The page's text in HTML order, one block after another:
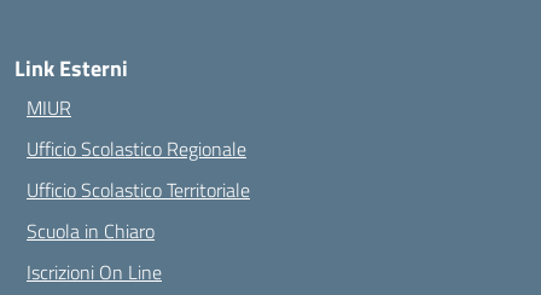
Link Esterni
MIUR
Ufficio Scolastico Regionale
Ufficio Scolastico Territoriale
Scuola in Chiaro
Iscrizioni On Line